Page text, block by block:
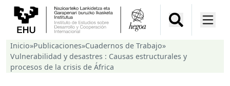
Inicio»Publicaciones»Cuadernos de Trabajo»
Vulnerabilidad y desastres : Causas estructurales y
procesos de la crisis de África